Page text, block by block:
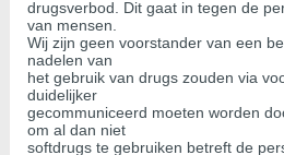
drugsverbod. Dit gaat in tegen de
van mensen.
Wij zijn geen voorstander van een
nadelen van
het gebruik van drugs zouden via
duidelijker
gecommuniceerd moeten worden
om al dan niet
softdrugs te gebruiken betreft de